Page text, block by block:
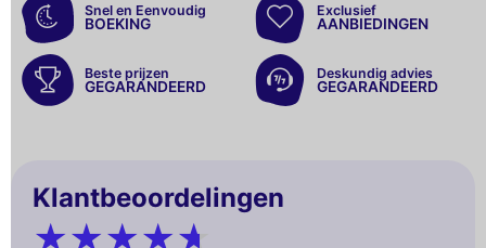
Snel en Eenvoudig
BOEKING
Exclusief
AANBIEDINGEN
Beste prijzen
GEGARANDEERD
Deskundig advies
GEGARANDEERD
Klantbeoordelingen